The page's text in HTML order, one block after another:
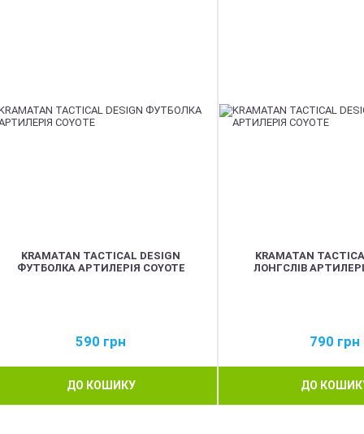
KRAMATAN TACTICAL DESIGN
ФУТБОЛКА АРТИЛЕРІЯ COYOTE
590 грн
ДО КОШИКУ
KRAMATAN
ЛОНГСЛІВ
790 грн
ДО